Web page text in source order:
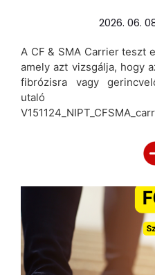
2026. 06.
A CF & SMA Carrier teszt
amely azt vizsgálja, hogy
fibrózisra vagy
utaló